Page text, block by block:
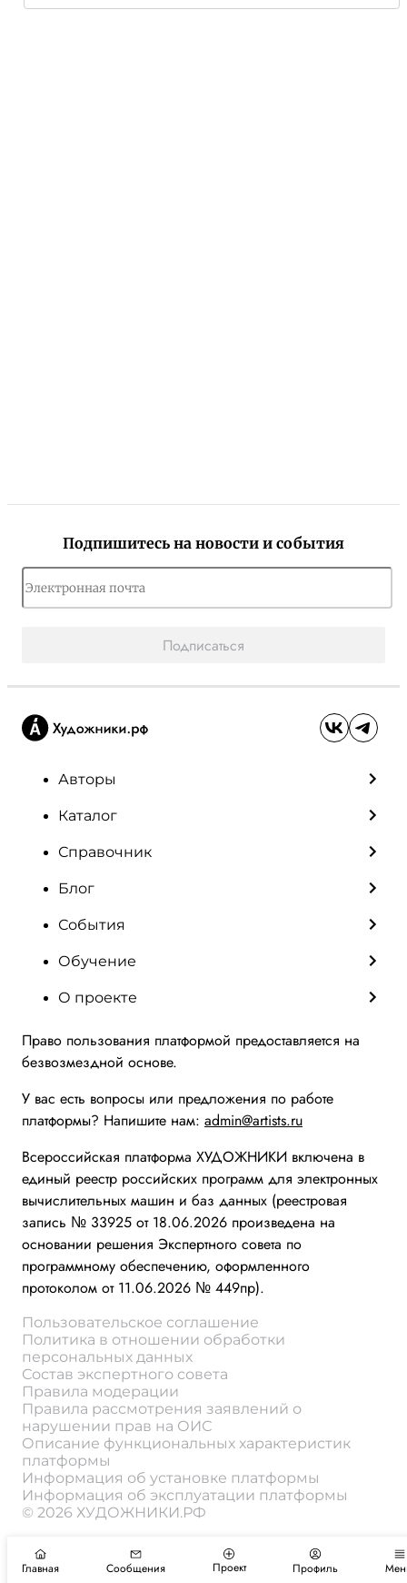
Подпишитесь на новости и события
Подписаться
Авторы
Каталог
Справочник
Блог
События
Обучение
О проекте
Право пользования платформой предоставляется на
безвозмездной основе.
У вас есть вопросы или предложения по работе
платформы? Напишите нам: admin@artists.ru
Всероссийская платформа ХУДОЖНИКИ включена в
единый реестр российских программ для электронных
вычислительных машин и баз данных (реестровая
запись № 33925 от 18.06.2026 произведена на
основании решения Экспертного совета по
программному обеспечению, оформленного
протоколом от 11.06.2026 № 449пр).
Пользовательское соглашение
Политика в отношении обработки
персональных данных
Состав экспертного совета
Правила модерации
Правила рассмотрения заявлений о
нарушении прав на ОИС
Описание функциональных характеристик
платформы
Информация об установке платформы
Информация об эксплуатации платформы
© 2026 ХУДОЖНИКИ.РФ
Главная Сообщения Проект Профиль